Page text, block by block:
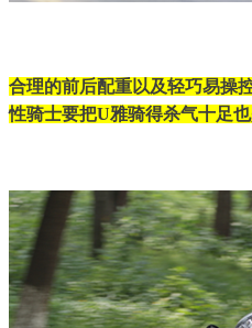
合理的前后配重以及轻巧易操
性骑士要把U雅骑得杀气十足也